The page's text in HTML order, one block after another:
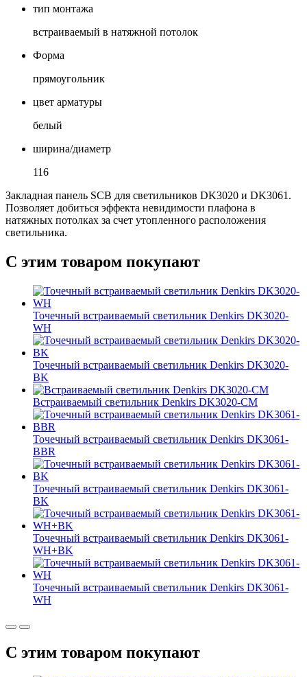
тип монтажа
встраиваемый в натяжной потолок
Форма
прямоугольник
цвет арматуры
белый
ширина/диаметр
116
Закладная панель SCB для светильников DK3020 и DK3061.
Позволяет добиться эффекта невидимости плафона в
натяжных потолках за счет утопленного расположения
светильника.
С этим товаром покупают
Точечный встраиваемый светильник Denkirs DK3020-
WH
Точечный встраиваемый светильник Denkirs DK3020-
BK
Встраиваемый светильник Denkirs DK3020-CM
Точечный встраиваемый светильник Denkirs DK3061-
BBR
Точечный встраиваемый светильник Denkirs DK3061-
BK
Точечный встраиваемый светильник Denkirs DK3061-
WH+BK
Точечный встраиваемый светильник Denkirs DK3061-
WH
С этим товаром покупают